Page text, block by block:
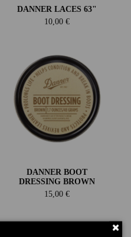
DANNER LACES 63"
10,00 €
DANNER BOOT
DRESSING BROWN
15,00 €